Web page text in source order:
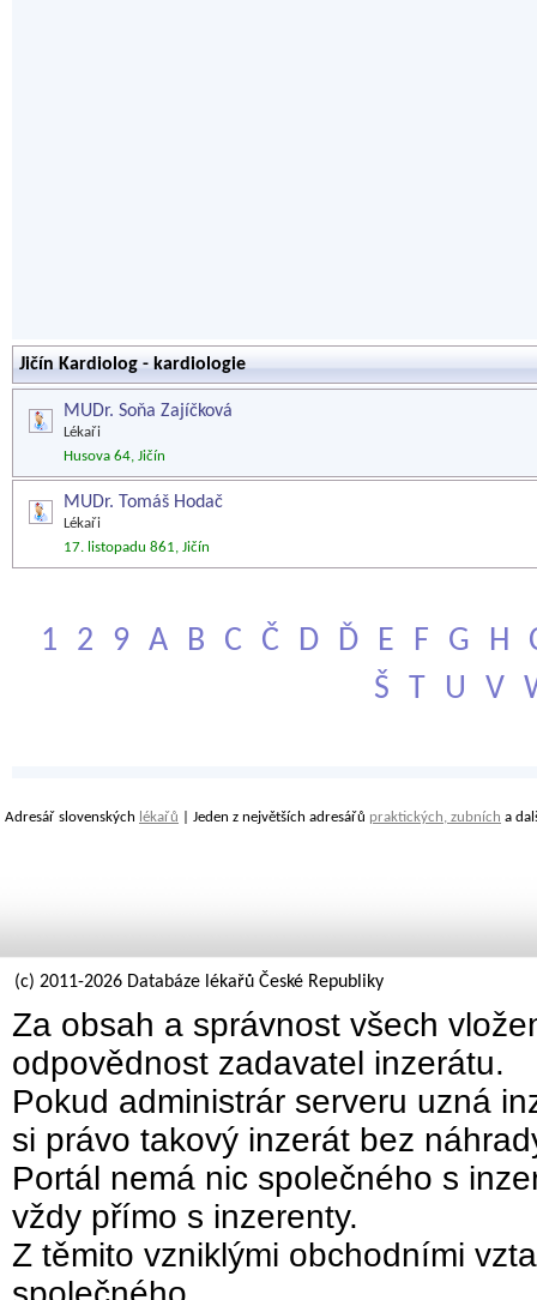
Jičín Kardiolog - kardiologie
MUDr. Soňa Zajíčková
Lékaři
Husova 64, Jičín
MUDr. Tomáš Hodač
Lékaři
17. listopadu 861, Jičín
1 2 9 A B C Č D Ď E F G H
Š
T U V
Adresář slovenských lékařů | Jeden z největších adresářů praktických, zubních a
(c) 2011-2026 Databáze lékařů České Republiky
Za obsah a správnost všech
odpovědnost zadavatel inzerátu.
Pokud administrár serveru uzná
si právo takový inzerát bez
Portál nemá nic společného s
vždy přímo s inzerenty.
Z těmito vzniklými obchodními